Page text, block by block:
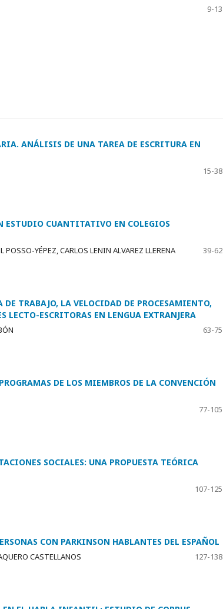
9-13
ANÁLISIS DE UNA TAREA DE ESCRITURA EN
15-38
ESTUDIO CUANTITATIVO EN COLEGIOS
YÉPEZ, CARLOS LENIN ALVAREZ LLERENA
39-62
TRABAJO, LA VELOCIDAD DE PROCESAMIENTO,
ESCRITORAS EN LENGUA EXTRANJERA
63-75
DE LOS MIEMBROS DE LA CONVENCIÓN
77-105
SOCIALES: UNA PROPUESTA TEÓRICA
107-125
CON PARKINSON HABLANTES DEL ESPAÑOL
CASTELLANOS
127-138